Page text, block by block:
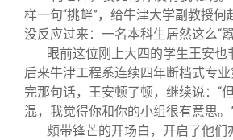
三创大赛
实用信息
会长致辞
总会章程
理事会名单
样一句“挑衅”，给牛津大学副教授
没反应过来：一名本科生居然这么“嚣
眼前这位刚上大四的学生王安也
后来牛津工程系连续四年断档式专业
完那句话，王安顿了顿，继续说：“
混，我觉得你和你的小组很有意思。
颇带锋芒的开场白，开启了他们